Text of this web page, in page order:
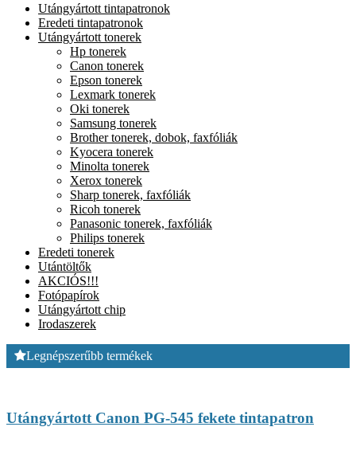
Utángyártott tintapatronok
Eredeti tintapatronok
Utángyártott tonerek
Hp tonerek
Canon tonerek
Epson tonerek
Lexmark tonerek
Oki tonerek
Samsung tonerek
Brother tonerek, dobok, faxfóliák
Kyocera tonerek
Minolta tonerek
Xerox tonerek
Sharp tonerek, faxfóliák
Ricoh tonerek
Panasonic tonerek, faxfóliák
Philips tonerek
Eredeti tonerek
Utántöltők
AKCIÓS!!!
Fotópapírok
Utángyártott chip
Irodaszerek
Legnépszerűbb termékek
Utángyártott Canon PG-545 fekete tintapatron